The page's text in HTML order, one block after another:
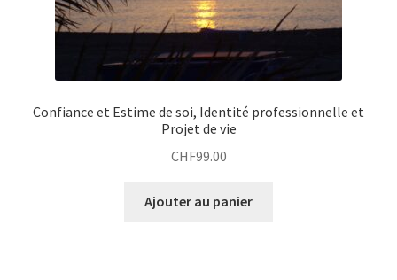
Confiance et Estime de soi, Identité professionnelle et
Projet de vie
CHF99.00
Ajouter au panier